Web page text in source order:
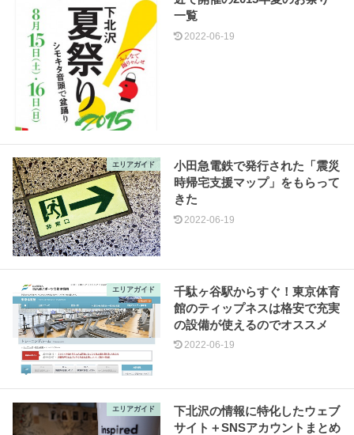
一覧
2022-06-19
エリアガイド
小田急電鉄で発行された「震災
時帰宅支援マップ」をもらって
きた
2022-06-19
エリアガイド
千駄ヶ谷駅からすぐ！東京体育
館のティップネスは格安で充実
の設備が使えるのでオススメ
2022-06-19
エリアガイド
下北沢の情報に特化したウェブ
サイト＋SNSアカウントまとめ